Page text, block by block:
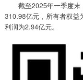
截至2025年一季度末
310.98亿元，所有者权益
利润为2.94亿元。